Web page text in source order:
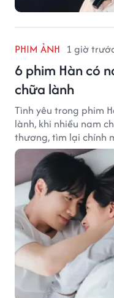
PHIM ẢNH 1 giờ
6 phim Hàn có
chữa lành
Tình yêu trong phim
lành, khi nhiều nam
thương, tìm lại chính